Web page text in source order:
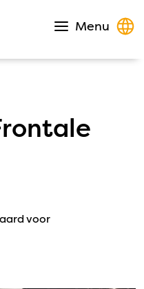
Menu
Open
voor